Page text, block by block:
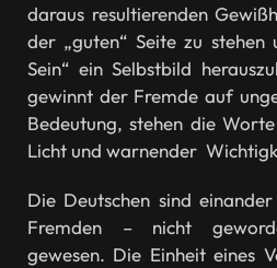
daraus resultierenden
der „guten“ Seite zu
Sein“ ein Selbstbild
gewinnt der Fremde auf
Bedeutung, stehen die
Licht und warnender
Die Deutschen sind
Fremden – nicht
gewesen. Die Einheit eines